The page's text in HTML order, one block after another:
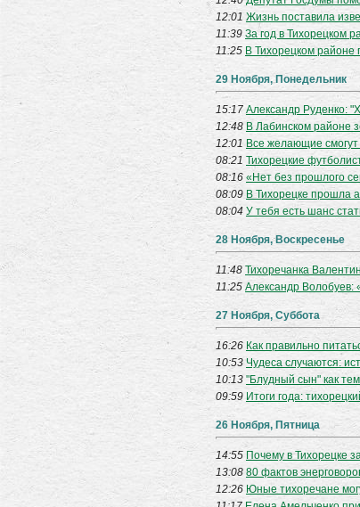
12:01 Жизнь поставила
11:39 За год в Тихорецком
11:25 В Тихорецком
29 Ноября, Понедельник
15:17 Александр Руденко:
12:48 В Лабинском районе
12:01 Все желающие смогут
08:21 Тихорецкие
08:16 «Нет без прошлого
08:09 В Тихорецке прошла
08:04 У тебя есть шанс
28 Ноября, Воскресенье
11:48 Тихоречанка
11:25 Александр Волобуев:
27 Ноября, Суббота
16:26 Как правильно
10:53 Чудеса случаются:
10:13 "Блудный сын" как
09:59 Итоги года:
26 Ноября, Пятница
14:55 Почему в Тихорецке
13:08 80 фактов
12:26 Юные тихоречане